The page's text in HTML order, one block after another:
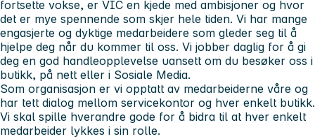
fortsette vokse, er VIC en kjede med ambisjoner og hvor
det er mye spennende som skjer hele tiden. Vi har mange
engasjerte og dyktige medarbeidere som gleder seg til å
hjelpe deg når du kommer til oss. Vi jobber daglig for å gi
deg en god handleopplevelse uansett om du besøker oss i
butikk, på nett eller i Sosiale Media.
Som organisasjon er vi opptatt av medarbeiderne våre og
har tett dialog mellom servicekontor og hver enkelt butikk.
Vi skal spille hverandre gode for å bidra til at hver enkelt
medarbeider lykkes i sin rolle.